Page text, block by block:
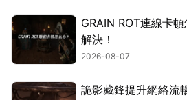
GRAIN ROT連線卡
解決！
2026-08-07
詭影藏鋒提升網絡流